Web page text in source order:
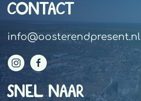
CONTACT
info@oosterendpresent.nl
SNEL NAAR